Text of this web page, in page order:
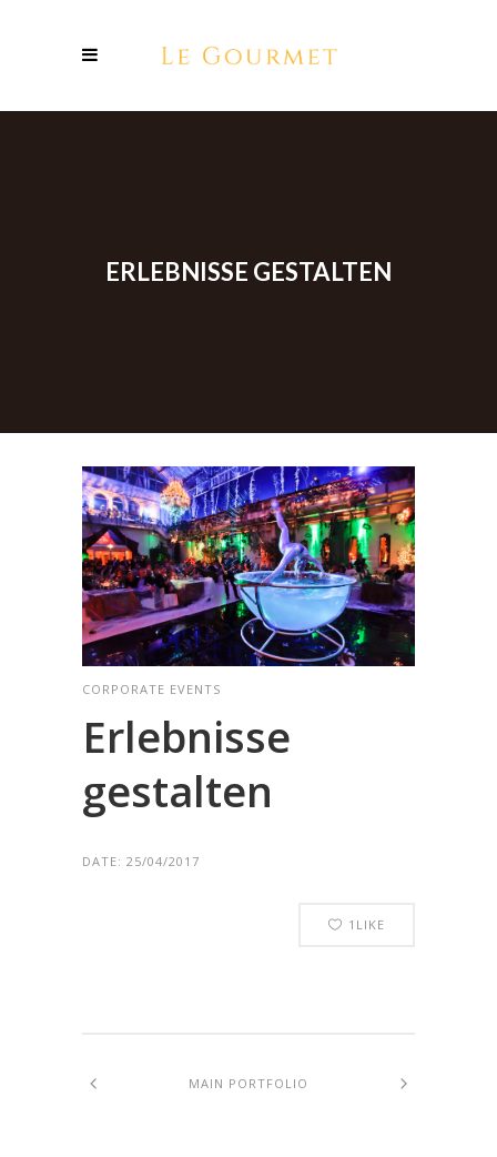
ERLEBNISSE GESTALTEN
CORPORATE EVENTS
Erlebnisse
gestalten
DATE: 25/04/2017
1 LIKE
MAIN PORTFOLIO